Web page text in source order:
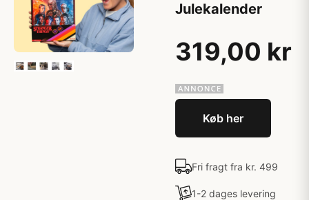
Julekalender
319,00 kr
Køb her
Fri fragt fra kr. 499
1-2 dages levering